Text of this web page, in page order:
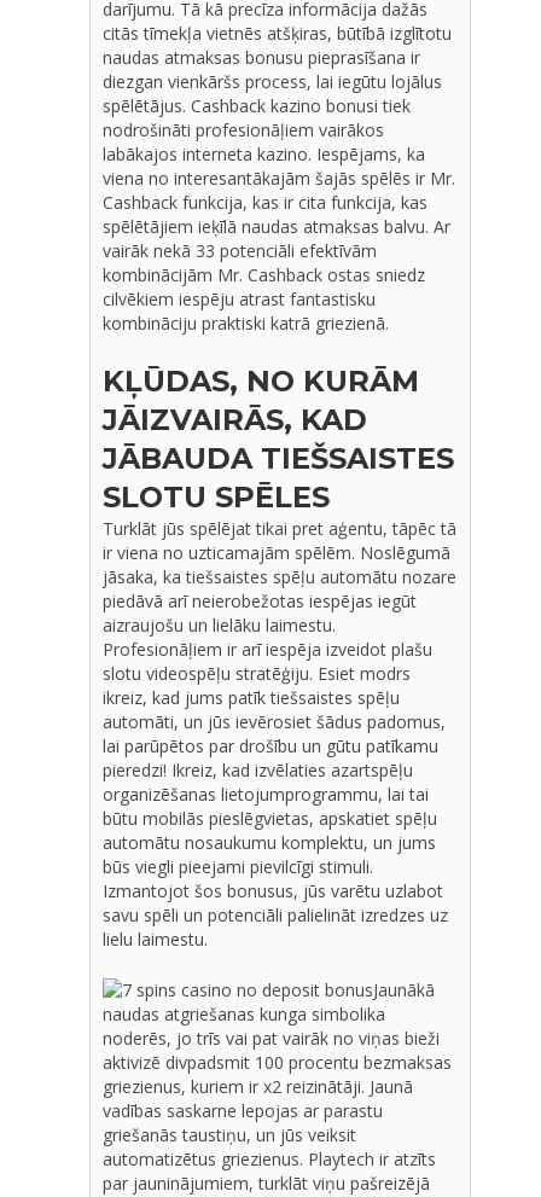
darījumu. Tā kā precīza informācija dažās
citās tīmekļa vietnēs atšķiras, būtībā izglītotu
naudas atmaksas bonusu pieprasīšana ir
diezgan vienkāršs process, lai iegūtu lojālus
spēlētājus. Cashback kazino bonusi tiek
nodrošināti profesionāļiem vairākos
labākajos interneta kazino. Iespējams, ka
viena no interesantākajām šajās spēlēs ir Mr.
Cashback funkcija, kas ir cita funkcija, kas
spēlētājiem ieķīlā naudas atmaksas balvu. Ar
vairāk nekā 33 potenciāli efektīvām
kombinācijām Mr. Cashback ostas sniedz
cilvēkiem iespēju atrast fantastisku
kombināciju praktiski katrā griezienā.
KĻŪDAS, NO KURĀM
JĀIZVAIRĀS, KAD
JĀBAUDA TIEŠSAISTES
SLOTU SPĒLES
Turklāt jūs spēlējat tikai pret aģentu, tāpēc tā
ir viena no uzticamajām spēlēm. Noslēgumā
jāsaka, ka tiešsaistes spēļu automātu nozare
piedāvā arī neierobežotas iespējas iegūt
aizraujošu un lielāku laimestu.
Profesionāļiem ir arī iespēja izveidot plašu
slotu videospēļu stratēģiju. Esiet modrs
ikreiz, kad jums patīk tiešsaistes spēļu
automāti, un jūs ievērosiet šādus padomus,
lai parūpētos par drošību un gūtu patīkamu
pieredzi! Ikreiz, kad izvēlaties azartspēļu
organizēšanas lietojumprogrammu, lai tai
būtu mobilās pieslēgvietas, apskatiet spēļu
automātu nosaukumu komplektu, un jums
būs viegli pieejami pievilcīgi stimuli.
Izmantojot šos bonusus, jūs varētu uzlabot
savu spēli un potenciāli palielināt izredzes uz
lielu laimestu.
Jaunākā
naudas atgriešanas kunga simbolika
noderēs, jo trīs vai pat vairāk no viņas bieži
aktivizē divpadsmit 100 procentu bezmaksas
griezienus, kuriem ir x2 reizinātāji. Jaunā
vadības saskarne lepojas ar parastu
griešanās taustiņu, un jūs veiksit
automatizētus griezienus. Playtech ir atzīts
par jauninājumiem, turklāt viņu pašreizējā